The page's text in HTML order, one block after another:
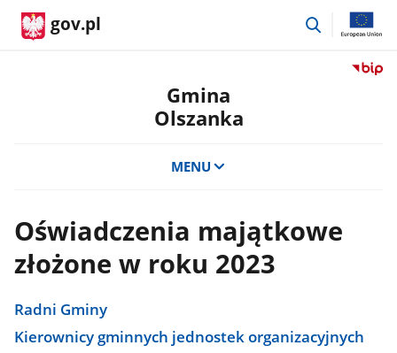
gov.pl
przejdź
Przejdź
Gmina
Olszanka
MENU
Oświadczenia majątkowe
złożone w roku 2023
Radni Gminy
Kierownicy gminnych jednostek organizacyjnych